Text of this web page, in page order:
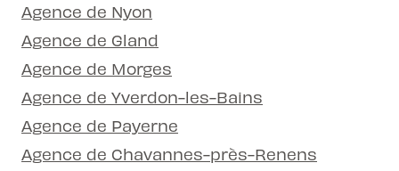
Agence de Nyon
Agence de Gland
Agence de Morges
Agence de Yverdon-les-Bains
Agence de Payerne
Agence de Chavannes-près-Renens